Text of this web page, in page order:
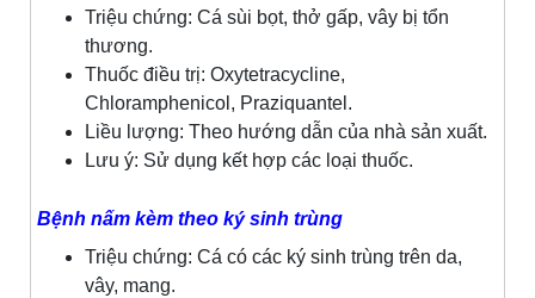
Triệu chứng: Cá sùi bọt, thở gấp, vây bị tổn
thương.
Thuốc điều trị: Oxytetracycline,
Chloramphenicol, Praziquantel.
Liều lượng: Theo hướng dẫn của nhà sản xuất.
Lưu ý: Sử dụng kết hợp các loại thuốc.
Bệnh nấm kèm theo ký sinh trùng
Triệu chứng: Cá có các ký sinh trùng trên da,
vây, mang.